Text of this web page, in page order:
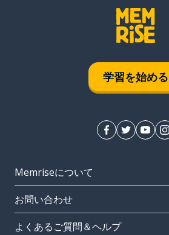
学習を始める
Memriseについて
お問い合わせ
よくあるご質問＆ヘルプ